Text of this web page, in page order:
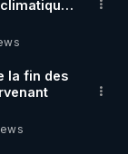
et
code
la fin des